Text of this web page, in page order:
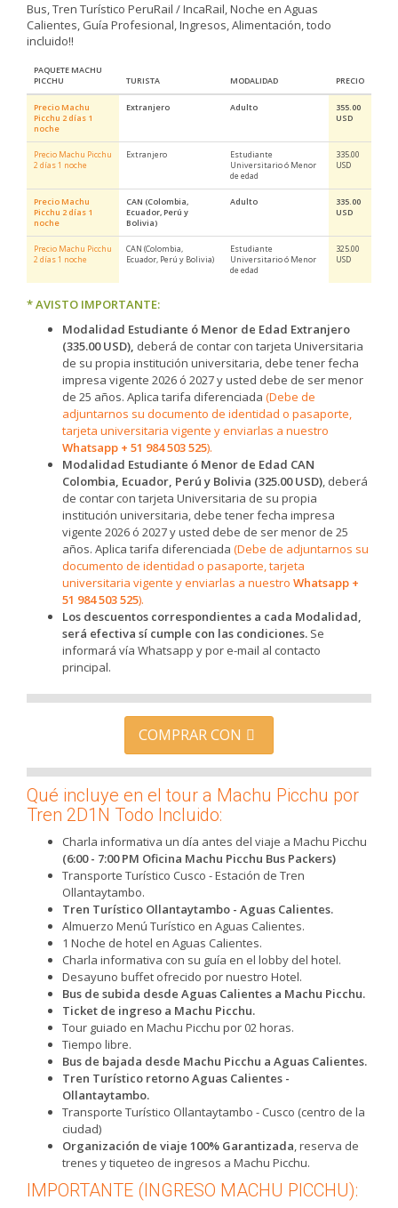
Bus, Tren Turístico PeruRail / IncaRail, Noche en Aguas
Calientes, Guía Profesional, Ingresos, Alimentación, todo
incluido!!
PAQUETE MACHU
PICCHU
TURISTA MODALIDAD PRECIO
Precio Machu
Picchu 2 días 1
noche
Extranjero Adulto
355.00
USD
Precio Machu Picchu
2 días 1 noche
Extranjero
Estudiante
Universitario ó Menor
de edad
335.00
USD
Precio Machu
Picchu 2 días 1
noche
CAN (Colombia,
Ecuador, Perú y
Bolivia)
Adulto
335.00
USD
Precio Machu Picchu
2 días 1 noche
CAN (Colombia,
Ecuador, Perú y Bolivia)
Estudiante
Universitario ó Menor
de edad
325.00
USD
* AVISTO IMPORTANTE:
Modalidad Estudiante ó Menor de Edad Extranjero
(335.00 USD), deberá de contar con tarjeta Universitaria
de su propia institución universitaria, debe tener fecha
impresa vigente 2026 ó 2027 y usted debe de ser menor
de 25 años. Aplica tarifa diferenciada (Debe de
adjuntarnos su documento de identidad o pasaporte,
tarjeta universitaria vigente y enviarlas a nuestro
Whatsapp + 51 984 503 525).
Modalidad Estudiante ó Menor de Edad CAN
Colombia, Ecuador, Perú y Bolivia (325.00 USD), deberá
de contar con tarjeta Universitaria de su propia
institución universitaria, debe tener fecha impresa
vigente 2026 ó 2027 y usted debe de ser menor de 25
años. Aplica tarifa diferenciada (Debe de adjuntarnos su
documento de identidad o pasaporte, tarjeta
universitaria vigente y enviarlas a nuestro Whatsapp +
51 984 503 525).
Los descuentos correspondientes a cada Modalidad,
será efectiva sí cumple con las condiciones. Se
informará vía Whatsapp y por e-mail al contacto
principal.
COMPRAR CON
Qué incluye en el tour a Machu Picchu por
Tren 2D1N Todo Incluido:
Charla informativa un día antes del viaje a Machu Picchu
(6:00 - 7:00 PM Oficina Machu Picchu Bus Packers)
Transporte Turístico Cusco - Estación de Tren
Ollantaytambo.
Tren Turístico Ollantaytambo - Aguas Calientes.
Almuerzo Menú Turístico en Aguas Calientes.
1 Noche de hotel en Aguas Calientes.
Charla informativa con su guía en el lobby del hotel.
Desayuno buffet ofrecido por nuestro Hotel.
Bus de subida desde Aguas Calientes a Machu Picchu.
Ticket de ingreso a Machu Picchu.
Tour guiado en Machu Picchu por 02 horas.
Tiempo libre.
Bus de bajada desde Machu Picchu a Aguas Calientes.
Tren Turístico retorno Aguas Calientes -
Ollantaytambo.
Transporte Turístico Ollantaytambo - Cusco (centro de la
ciudad)
Organización de viaje 100% Garantizada, reserva de
trenes y tiqueteo de ingresos a Machu Picchu.
IMPORTANTE (INGRESO MACHU PICCHU):